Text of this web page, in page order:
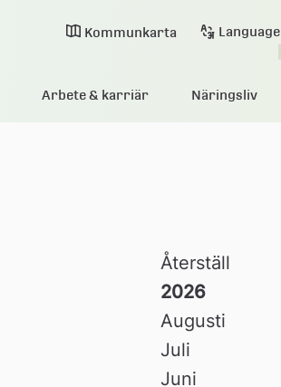
Kommunkarta Language
Arbete & karriär Näringsliv
Återställ
2026
Augusti
Juli
Juni